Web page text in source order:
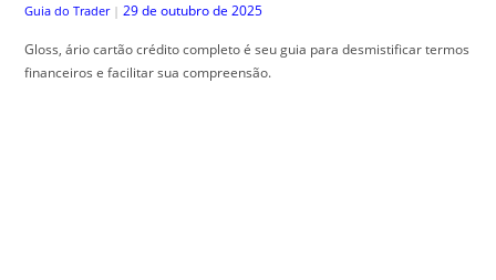
Guia do Trader | 29 de outubro de 2025
Gloss, ário cartão crédito completo é seu guia para desmistificar termos
financeiros e facilitar sua compreensão.